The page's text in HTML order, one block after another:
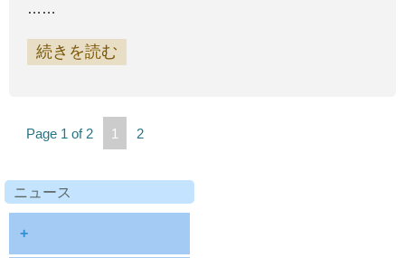
……
続きを読む
Page 1 of 2 1 2
ニュース
+